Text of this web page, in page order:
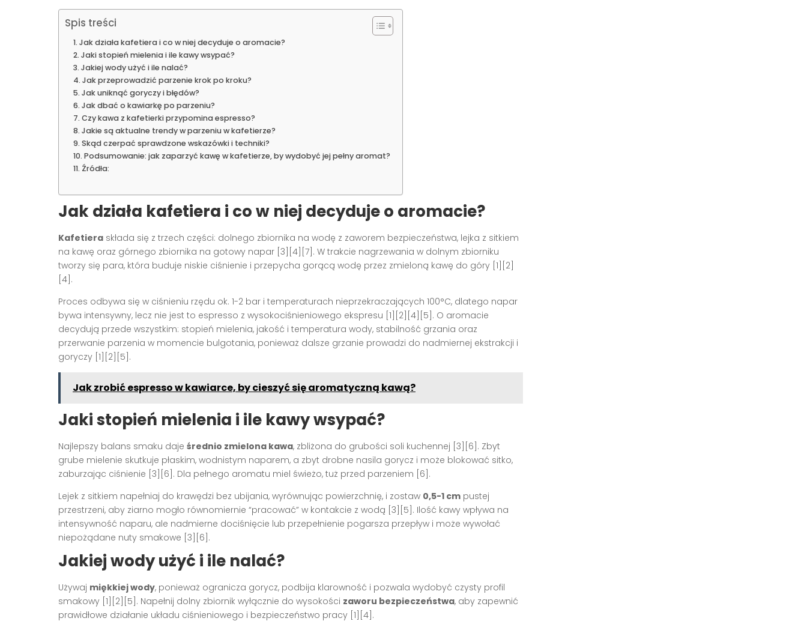
Spis treści
Jak działa kafetiera i co w niej decyduje o aromacie?
Jaki stopień mielenia i ile kawy wsypać?
Jakiej wody użyć i ile nalać?
Jak przeprowadzić parzenie krok po kroku?
Jak uniknąć goryczy i błędów?
Jak dbać o kawiarkę po parzeniu?
Czy kawa z kafetierki przypomina espresso?
Jakie są aktualne trendy w parzeniu w kafetierze?
Skąd czerpać sprawdzone wskazówki i techniki?
Podsumowanie: jak zaparzyć kawę w kafetierze, by wydobyć jej pełny aromat?
Źródła:
Jak działa kafetiera i co w niej decyduje o aromacie?
Kafetiera składa się z trzech części: dolnego zbiornika na wodę z zaworem bezpieczeństwa, lejka z sitkiem
na kawę oraz górnego zbiornika na gotowy napar [3][4][7]. W trakcie nagrzewania w dolnym zbiorniku
tworzy się para, która buduje niskie ciśnienie i przepycha gorącą wodę przez zmieloną kawę do góry [1][2]
[4].
Proces odbywa się w ciśnieniu rzędu ok. 1-2 bar i temperaturach nieprzekraczających 100°C, dlatego napar
bywa intensywny, lecz nie jest to espresso z wysokociśnieniowego ekspresu [1][2][4][5]. O aromacie
decydują przede wszystkim: stopień mielenia, jakość i temperatura wody, stabilność grzania oraz
przerwanie parzenia w momencie bulgotania, ponieważ dalsze grzanie prowadzi do nadmiernej ekstrakcji i
goryczy [1][2][5].
Jak zrobić espresso w kawiarce, by cieszyć się aromatyczną kawą?
Jaki stopień mielenia i ile kawy wsypać?
Najlepszy balans smaku daje średnio zmielona kawa, zbliżona do grubości soli kuchennej [3][6]. Zbyt
grube mielenie skutkuje płaskim, wodnistym naparem, a zbyt drobne nasila gorycz i może blokować sitko,
zaburzając ciśnienie [3][6]. Dla pełnego aromatu miel świeżo, tuż przed parzeniem [6].
Lejek z sitkiem napełniaj do krawędzi bez ubijania, wyrównując powierzchnię, i zostaw 0,5-1 cm pustej
przestrzeni, aby ziarno mogło równomiernie “pracować” w kontakcie z wodą [3][5]. Ilość kawy wpływa na
intensywność naparu, ale nadmierne dociśnięcie lub przepełnienie pogarsza przepływ i może wywołać
niepożądane nuty smakowe [3][6].
Jakiej wody użyć i ile nalać?
Używaj miękkiej wody, ponieważ ogranicza gorycz, podbija klarowność i pozwala wydobyć czysty profil
smakowy [1][2][5]. Napełnij dolny zbiornik wyłącznie do wysokości zaworu bezpieczeństwa, aby zapewnić
prawidłowe działanie układu ciśnieniowego i bezpieczeństwo pracy [1][4].